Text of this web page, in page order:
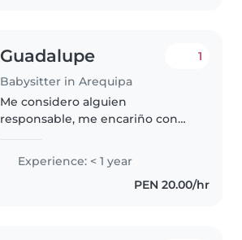
Guadalupe
Babysitter in Arequipa
1
Me considero alguien
responsable, me encariño con
paciencia y pasión por lo que
hago. cuento con experiencia de
1 año, he cuidado a niños de 7
Experience: < 1 year
PEN 20.00/hr